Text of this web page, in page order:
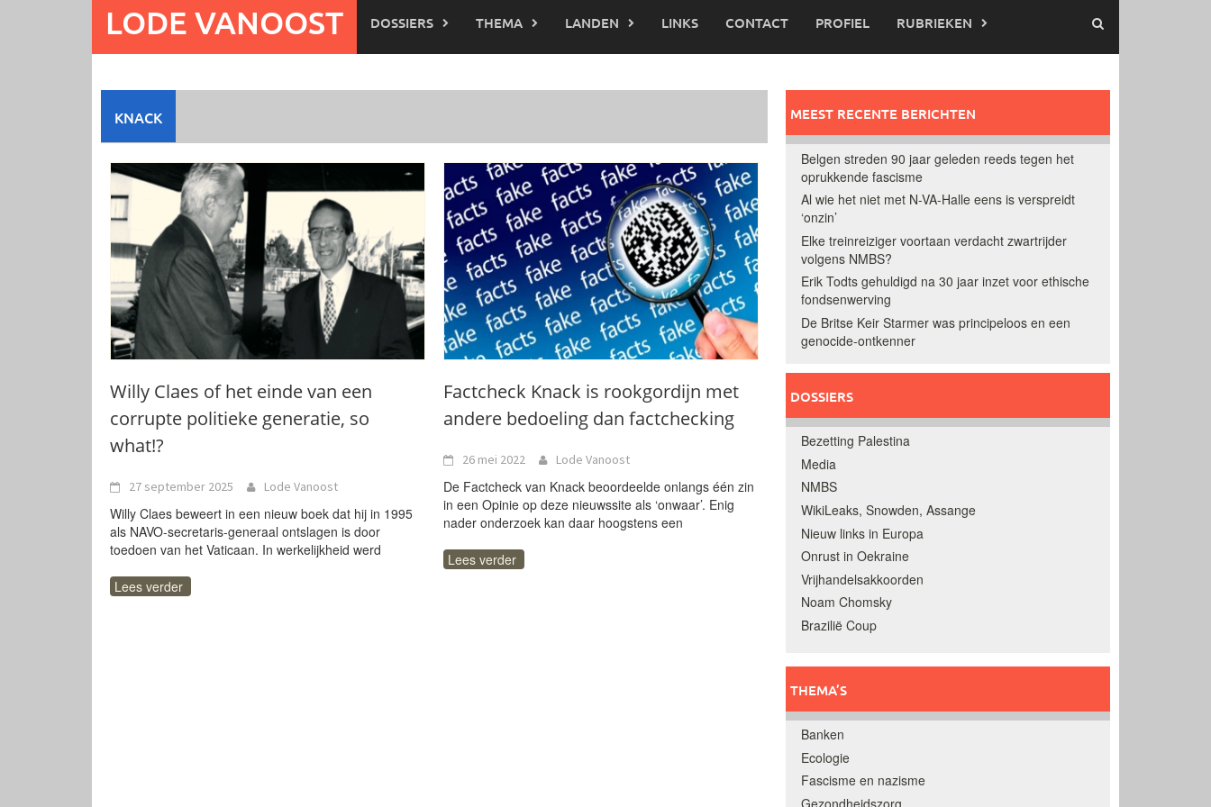
LODE VANOOST DOSSIERS THEMA LANDEN LINKS CONTACT PROFIEL RUBRIEKEN
KNACK
Willy Claes of het einde van een
corrupte politieke generatie, so
what!?
27 september 2025 Lode Vanoost
Willy Claes beweert in een nieuw boek dat hij in 1995
als NAVO-secretaris-generaal ontslagen is door
toedoen van het Vaticaan. In werkelijkheid werd
Lees verder
Factcheck Knack is rookgordijn met
andere bedoeling dan factchecking
26 mei 2022 Lode Vanoost
De Factcheck van Knack beoordeelde onlangs één zin
in een Opinie op deze nieuwssite als ‘onwaar’. Enig
nader onderzoek kan daar hoogstens een
Lees verder
MEEST RECENTE BERICHTEN
Belgen streden 90 jaar geleden reeds tegen het
oprukkende fascisme
Al wie het niet met N-VA-Halle eens is verspreidt
‘onzin’
Elke treinreiziger voortaan verdacht zwartrijder
volgens NMBS?
Erik Todts gehuldigd na 30 jaar inzet voor ethische
fondsenwerving
De Britse Keir Starmer was principeloos en een
genocide-ontkenner
DOSSIERS
Bezetting Palestina
Media
NMBS
WikiLeaks, Snowden, Assange
Nieuw links in Europa
Onrust in Oekraine
Vrijhandelsakkoorden
Noam Chomsky
Brazilië Coup
THEMA’S
Banken
Ecologie
Fascisme en nazisme
Gezondheidszorg